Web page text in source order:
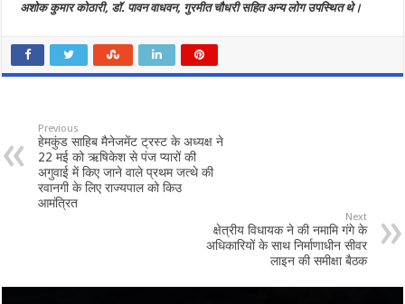
अशोक कुमार कोठारी, डॉ. पावन वाधवन, गुरमीत चौधरी सहित अन्य लोग उपस्थित थे।
Previous
हेमकुंड साहिब मैनेजमेंट ट्रस्ट के अध्यक्ष ने
22 मई को ऋषिकेश से पंज प्यारों की
अगुवाई में किए जाने वाले प्रथम जत्थे की
रवानगी के लिए राज्यपाल को किउ
आमंत्रित
Next
क्षेत्रीय विधायक ने की नमामि गंगे के
अधिकारियों के साथ निर्माणाधीन सीवर
लाइन की समीक्षा बैठक